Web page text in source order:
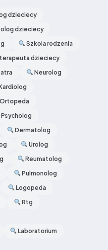
dzieciecy
dzieciecy
Szkola rodzenia
dzieciecy
Neurolog
Ortopeda
Psycholog
Dermatolog
Urolog
Reumatolog
Pulmonolog
Logopeda
Rtg
Laboratorium